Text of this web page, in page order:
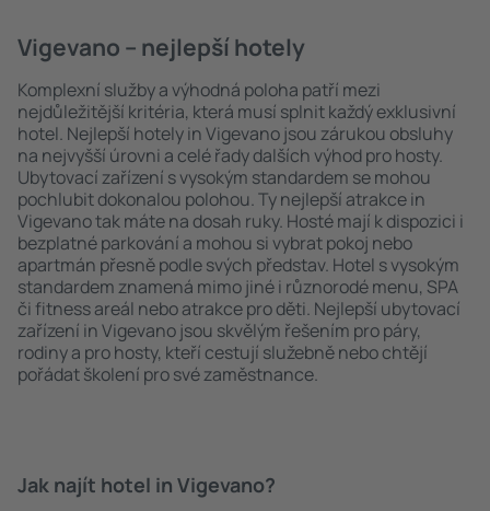
Vigevano – nejlepší hotely
Komplexní služby a výhodná poloha patří mezi
nejdůležitější kritéria, která musí splnit každý exklusivní
hotel. Nejlepší hotely in Vigevano jsou zárukou obsluhy
na nejvyšší úrovni a celé řady dalších výhod pro hosty.
Ubytovací zařízení s vysokým standardem se mohou
pochlubit dokonalou polohou. Ty nejlepší atrakce in
Vigevano tak máte na dosah ruky. Hosté mají k dispozici i
bezplatné parkování a mohou si vybrat pokoj nebo
apartmán přesně podle svých představ. Hotel s vysokým
standardem znamená mimo jiné i různorodé menu, SPA
či fitness areál nebo atrakce pro děti. Nejlepší ubytovací
zařízení in Vigevano jsou skvělým řešením pro páry,
rodiny a pro hosty, kteří cestují služebně nebo chtějí
pořádat školení pro své zaměstnance.
Jak najít hotel in Vigevano?